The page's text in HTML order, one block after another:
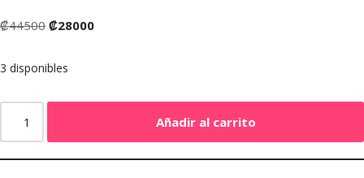
₡44500 ₡28000
3 disponibles
Añadir al carrito